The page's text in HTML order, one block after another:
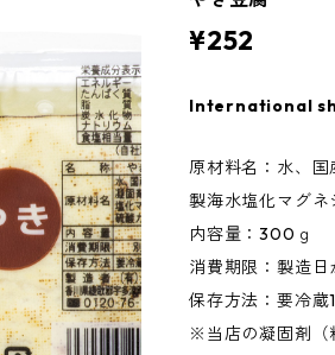
¥252
International
原材料名：水、
製海水塩化マグ
内容量：300ｇ
消費期限：製造日
保存方法：要冷
※当店の凝固剤（